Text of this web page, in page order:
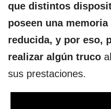
que distintos
poseen una memoria
reducida, y por eso,
realizar algún truco
sus prestaciones.